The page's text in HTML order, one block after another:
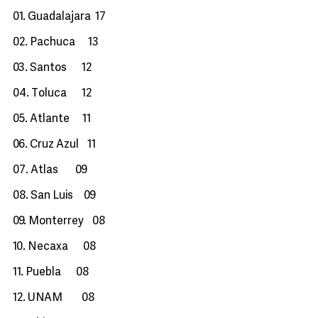
01. Guadalajara 17
02. Pachuca 13
03. Santos 12
04. Toluca 12
05. Atlante 11
06. Cruz Azul 11
07. Atlas 09
08. San Luis 09
09. Monterrey 08
10. Necaxa 08
11. Puebla 08
12. UNAM 08